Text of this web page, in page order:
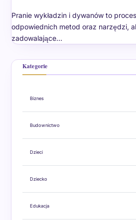
Pranie wykładzin i dywanów to
odpowiednich metod oraz narzędzi,
zadowalające…
Kategorie
Biznes
Budownictwo
Dzieci
Dziecko
Edukacja